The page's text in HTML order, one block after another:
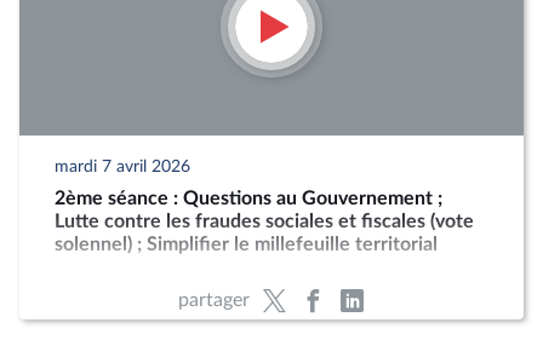
mardi 7 avril 2026
2ème séance : Questions au Gouvernement ;
Lutte contre les fraudes sociales et fiscales (vote
solennel) ; Simplifier le millefeuille territorial
partager